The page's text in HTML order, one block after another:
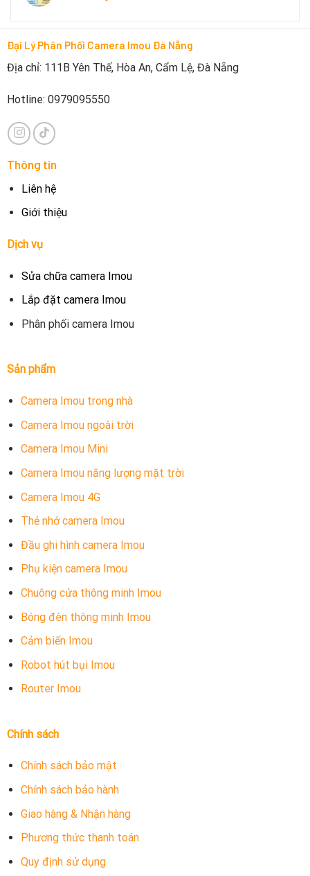
Đại Lý Phân Phối Camera Imou Đà Nẵng
Địa chỉ: 111B Yên Thế, Hòa An, Cẩm Lệ, Đà Nẵng
Hotline: 0979095550
Thông tin
Liên hệ
Giới thiệu
Dịch vụ
Sửa chữa camera Imou
Lắp đặt camera Imou
Phân phối camera Imou
Sản phẩm
Camera Imou trong nhà
Camera Imou ngoài trời
Camera Imou Mini
Camera Imou năng lượng mặt trời
Camera Imou 4G
Thẻ nhớ camera Imou
Đầu ghi hình camera Imou
Phụ kiện camera Imou
Chuông cửa thông minh Imou
Bóng đèn thông minh Imou
Cảm biến Imou
Robot hút bụi Imou
Router Imou
Chính sách
Chính sách bảo mật
Chính sách bảo hành
Giao hàng & Nhận hàng
Phương thức thanh toán
Quy định sử dụng